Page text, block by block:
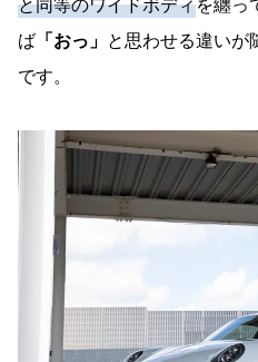
と同等のワイドボディを纏っ
ば 「おっ」 と思わせる違いが
です。